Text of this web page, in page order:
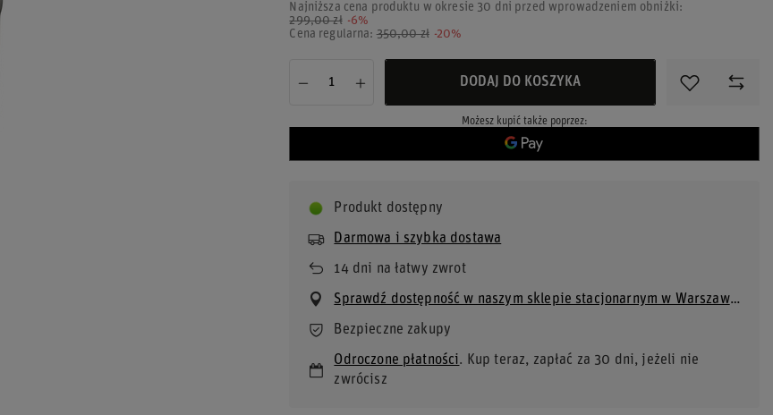
Najniższa cena produktu w okresie 30 dni przed wprowadzeniem obniżki:
299,00 zł -6%
Cena regularna: 350,00 zł -20%
DODAJ DO KOSZYKA
Możesz kupić także poprzez:
Produkt dostępny
Darmowa i szybka dostawa
14dni na łatwy zwrot
Sprawdź dostępność w naszym sklepie stacjonarnym w Warszawie
Bezpieczne zakupy
Odroczone płatności. Kup teraz, zapłać za 30 dni, jeżeli nie
zwrócisz